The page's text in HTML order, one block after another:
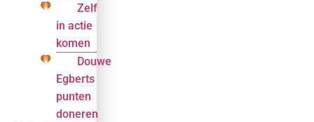
Zelf
in actie
komen
Douwe
Egberts
punten
doneren